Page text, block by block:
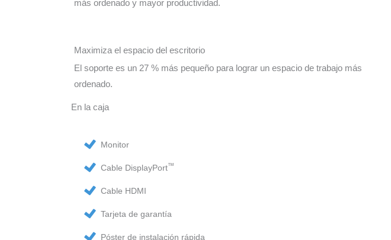
más ordenado y mayor productividad.
Maximiza el espacio del escritorio
El soporte es un 27 % más pequeño para lograr un espacio de trabajo más
ordenado.
En la caja
Monitor
Cable DisplayPort™
Cable HDMI
Tarjeta de garantía
Póster de instalación rápida